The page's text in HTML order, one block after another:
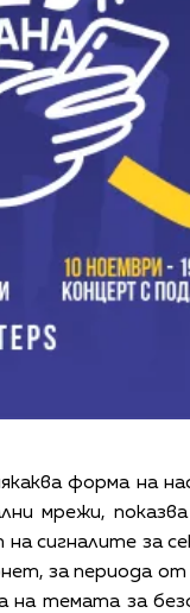
форма на
мрежи,
за
за периода
на темата за